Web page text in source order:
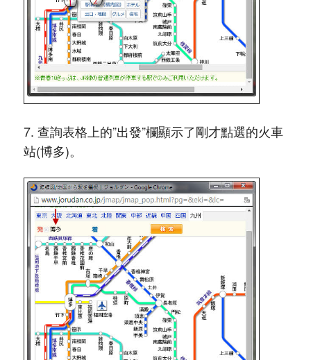
7. 查詢表格上的”出發”欄顯示了剛才點選的火車
站(博多)。